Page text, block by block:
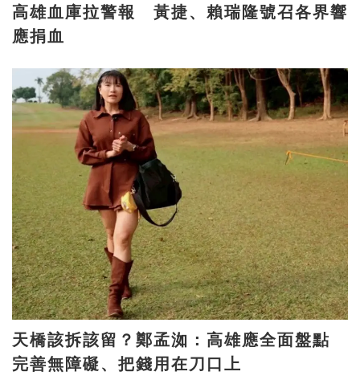
高雄血庫拉警報 黃捷、賴瑞隆號召各界響
應捐血
天橋該拆該留？鄭孟洳：高雄應全面盤點
完善無障礙、把錢用在刀口上